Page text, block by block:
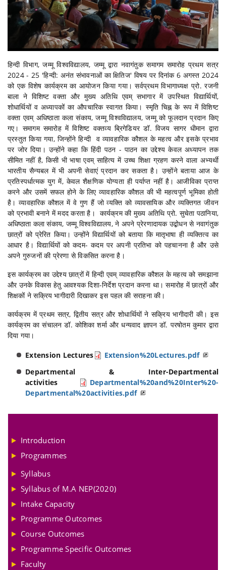
हिन्दी विभाग, जम्मू विश्वविद्यालय, जम्मू द्वारा नवागंतुक समागम समारोह प्रथम सत्र
2024 - 25 'हिन्दी: अनंत संभावनाओं का क्षितिज' विषय पर दिनांक 6 अगस्त 2024
को एक विशेष कार्यक्रम का आयोजन किया गया। सर्वप्रथम विभागाध्यक्ष प्रो. रजनी
बाला ने विशिष्ट वक्ता और मुख्य अतिथि एवम् सभागार में उपस्थित विद्यार्थियों,
शोधार्थियों व अध्यापकों का औपचारिक स्वागत किया। स्मृति चिह्न के रूप में विशिष्ट
वक्ता एवम् अधिष्ठाता कला संकाय, जम्मू विश्वविद्यालय, जम्मू को फूलदान प्रदान किए
गए। समागम समारोह में विशिष्ट वक्तव्य ब्रिगेडियर डॉ. विजय सागर धीमान द्वारा
प्रस्तुत किया गया, जिन्होंने हिन्दी व व्यावहारिक कौशल के महत्व और इसके प्रभाव
पर जोर दिया। उन्होंने कहा कि हिंदी पठन - पाठन का उद्देश्य केवल अध्यापन तक
सीमित नहीं है, किसी भी भाषा एवम् साहित्य में उच्च शिक्षा ग्रहण करने वाला अभ्यर्थी
भारतीय सैन्यबल में भी अपनी सेवाएं प्रदान कर सकता है। उन्होंने बताया आज के
प्रतिस्पर्धात्मक युग में, केवल शैक्षणिक योग्यता ही पर्याप्त नहीं है। आजीविका प्राप्त
करने और उसमें सफल होने के लिए व्यावहारिक कौशल की भी महत्वपूर्ण भूमिका होती
है। व्यावहारिक कौशल में वे गुण हैं जो व्यक्ति को व्यावसायिक और व्यक्तिगत जीवन
को प्रभावी बनाने में मदद करता है। कार्यक्रम की मुख्य अतिथि प्रो. सुचेता पठानिया,
अधिष्ठाता कला संकाय, जम्मू विश्वविद्यालय, ने अपने प्रेरणादायक उद्बोधन से नवागंतुक
छात्रों को प्रेरित किया। उन्होंने विद्यार्थियों को बताया कि मातृभाषा ही व्यक्तित्व का
आधार है। विद्यार्थियों को कदम- कदम पर अपनी प्रतिभा को पहचानना है और उसे
अपने गुरुजनों की प्रेरणा से विकसित करना है।
इस कार्यक्रम का उद्देश्य छात्रों में हिन्दी एवम् व्यावहारिक कौशल के महत्व को समझाना
और उनके विकास हेतु आवश्यक दिशा-निर्देश प्रदान करना था। समारोह में छात्रों और
शिक्षकों ने सक्रिय भागीदारी दिखाकर इस पहल की सराहना की।
कार्यक्रम में प्रथम सत्र, द्वितीय सत्र और शोधार्थियों ने सक्रिय भागीदारी की। इस
कार्यक्रम का संचालन डॉ. कोशिका शर्मा और धन्यवाद ज्ञापन डॉ. परषोतम कुमार द्वारा
दिया गया।
Extension Lectures
Extension%20Lectures.pdf
Departmental & Inter-Departmental
activities
Departmental%20and%20Inter%20-
Departmental%20activities.pdf
Introduction
Programmes
Syllabus
Syllabus of M.A NEP(2020)
Intake Capacity
Programme Outcomes
Course Outcomes
Programme Specific Outcomes
Faculty